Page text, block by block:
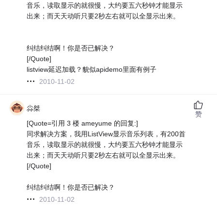
音乐，读取显示的就很慢，大约要五六秒钟才能显示
出来；而天天动听只要2秒左右就可以全显示出来。
纠结纠结啊！你是否已解决？
[/Quote]
listview延迟加载？貌似apidemo里面有例子
2010-11-02
尛桀
[Quote=引用 3 楼 ameyume 的回复:]
同求解决方案，我用ListView显示音乐列表，有200首
音乐，读取显示的就很慢，大约要五六秒钟才能显示
出来；而天天动听只要2秒左右就可以全显示出来。
[/Quote]
纠结纠结啊！你是否已解决？
2010-11-02
赞